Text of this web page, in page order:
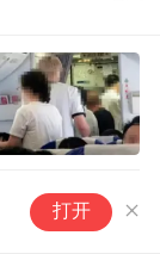
打开